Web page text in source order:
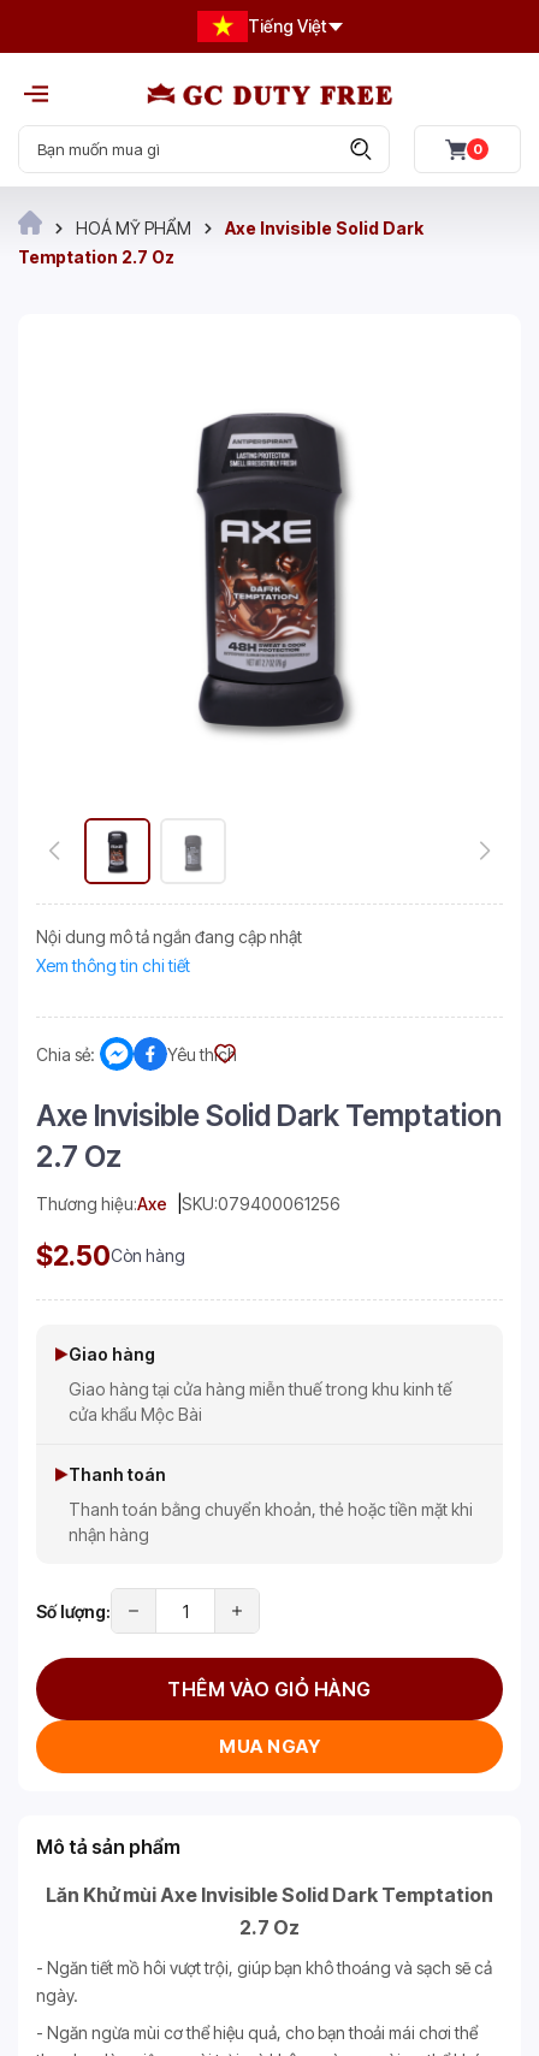
Tiếng Việt
0
HOÁ MỸ PHẨM
Axe Invisible Solid Dark
Temptation 2.7 Oz
Nội dung mô tả ngắn đang cập nhật
Xem thông tin chi tiết
Chia sẻ: Yêu thích
Axe Invisible Solid Dark Temptation
2.7 Oz
Thương hiệu:Axe SKU:079400061256
$2.50Còn hàng
Giao hàng
Giao hàng tại cửa hàng miễn thuế trong khu kinh tế
cửa khẩu Mộc Bài
Thanh toán
Thanh toán bằng chuyển khoản, thẻ hoặc tiền mặt khi
nhận hàng
Số lượng:
THÊM VÀO GIỎ HÀNG
MUA NGAY
Mô tả sản phẩm
Lăn Khử mùi Axe Invisible Solid Dark Temptation
2.7 Oz
- Ngăn tiết mồ hôi vượt trội, giúp bạn khô thoáng và sạch sẽ cả
ngày.
- Ngăn ngừa mùi cơ thể hiệu quả, cho bạn thoải mái chơi thể